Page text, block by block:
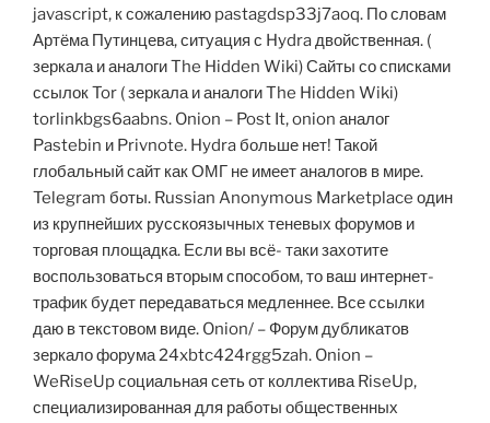
javascript, к сожалению pastagdsp33j7aoq. По словам
Артёма Путинцева, ситуация с Hydra двойственная. (
зеркала и аналоги The Hidden Wiki) Сайты со списками
ссылок Tor ( зеркала и аналоги The Hidden Wiki)
torlinkbgs6aabns. Onion – Post It, onion аналог
Pastebin и Privnote. Hydra больше нет! Такой
глобальный сайт как ОМГ не имеет аналогов в мире.
Telegram боты. Russian Anonymous Marketplace один
из крупнейших русскоязычных теневых форумов и
торговая площадка. Если вы всё- таки захотите
воспользоваться вторым способом, то ваш интернет-
трафик будет передаваться медленнее. Все ссылки
даю в текстовом виде. Onion/ – Форум дубликатов
зеркало форума 24xbtc424rgg5zah. Onion –
WeRiseUp социальная сеть от коллектива RiseUp,
специализированная для работы общественных